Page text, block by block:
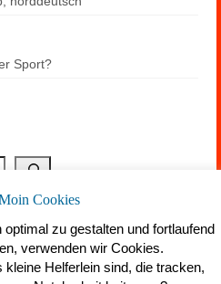
Sport?
Cookies
zu gestalten und fortlaufend
verwenden wir Cookies.
Helferlein sind, die tracken,